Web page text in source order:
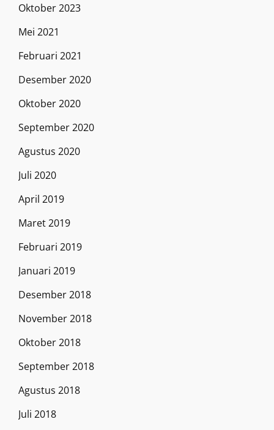
Oktober 2023
Mei 2021
Februari 2021
Desember 2020
Oktober 2020
September 2020
Agustus 2020
Juli 2020
April 2019
Maret 2019
Februari 2019
Januari 2019
Desember 2018
November 2018
Oktober 2018
September 2018
Agustus 2018
Juli 2018